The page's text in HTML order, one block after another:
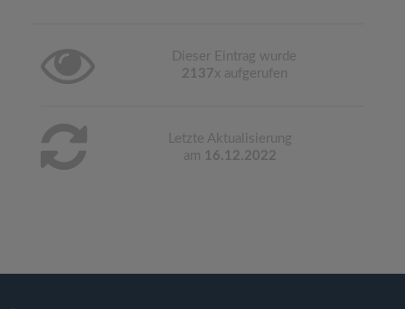
Dieser Eintrag wurde
2137x aufgerufen
Letzte Aktualisierung
am 16.12.2022